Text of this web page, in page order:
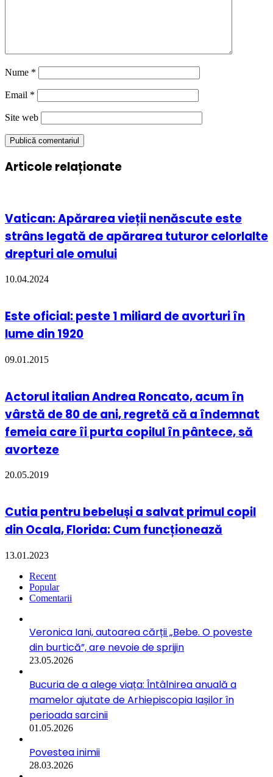
Nume *
Email *
Site web
Articole relaționate
Vatican: Apărarea vieții nenăscute este
strâns legată de apărarea tuturor celorlalte
drepturi ale omului
10.04.2024
Este oficial: peste 1 miliard de avorturi în
lume din 1920
09.01.2015
Actorul italian Andrea Roncato, acum în
vârstă de 80 de ani, regretă că a îndemnat
femeia care îi purta copilul în pântece, să
avorteze
20.05.2019
Cutia pentru bebeluși a salvat primul copil
din Ocala, Florida: Cum funcționează
13.01.2023
Recent
Popular
Comentarii
Veronica Iani, autoarea cărții „Bebe. O poveste
din burtică”, are nevoie de sprijin
23.05.2026
Bucuria de a alege viața: Întâlnirea anuală a
mamelor ajutate de Arhiepiscopia Iașilor în
perioada sarcinii
01.05.2026
Povestea inimii
28.03.2026